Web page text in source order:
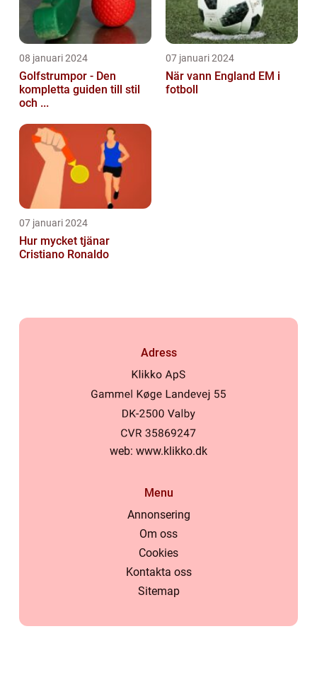
08 januari 2024
Golfstrumpor - Den
kompletta guiden till stil
och ...
07 januari 2024
När vann England EM i
fotboll
07 januari 2024
Hur mycket tjänar
Cristiano Ronaldo
Adress
web: www.klikko.dk
Menu
Annonsering
Om oss
Cookies
Kontakta oss
Sitemap